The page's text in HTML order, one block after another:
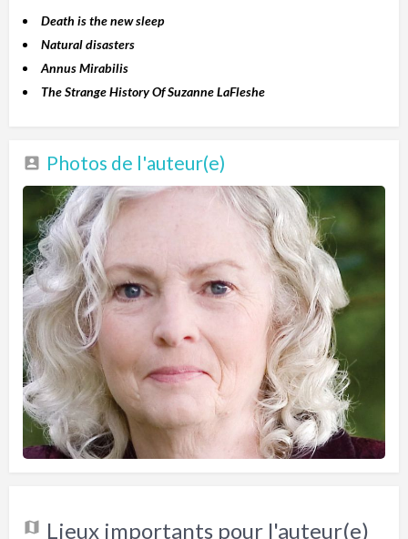
Death is the new sleep
Natural disasters
Annus Mirabilis
The Strange History Of Suzanne LaFleshe
Photos de l'auteur(e)
Lieux importants pour l'auteur(e)